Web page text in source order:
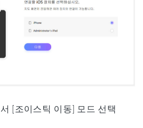
[조이스틱 이동] 모드 선택